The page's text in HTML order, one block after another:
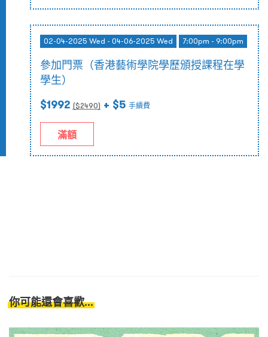
02-04-2025 Wed - 04-06-2025 Wed 7:00pm - 9:00pm
參加門票（香港藝術學院學歷頒授課程在學
學生）
$1992 ($2490) + $5 手續費
滿額
你可能還會喜歡...